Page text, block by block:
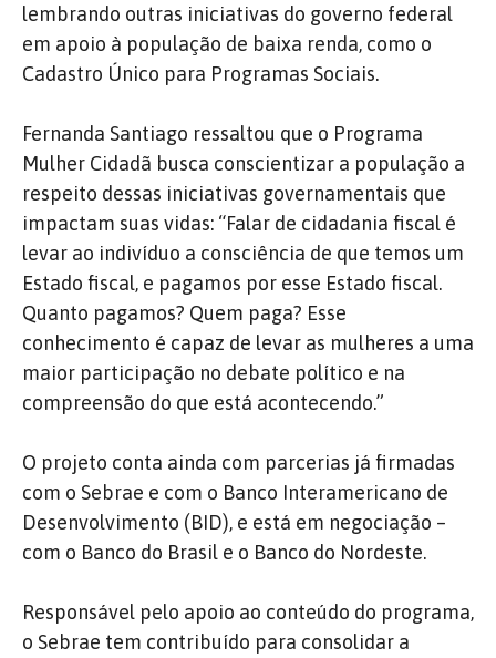
lembrando outras iniciativas do governo federal
em apoio à população de baixa renda, como o
Cadastro Único para Programas Sociais.
Fernanda Santiago ressaltou que o Programa
Mulher Cidadã busca conscientizar a população a
respeito dessas iniciativas governamentais que
impactam suas vidas: “Falar de cidadania fiscal é
levar ao indivíduo a consciência de que temos um
Estado fiscal, e pagamos por esse Estado fiscal.
Quanto pagamos? Quem paga? Esse
conhecimento é capaz de levar as mulheres a uma
maior participação no debate político e na
compreensão do que está acontecendo.”
O projeto conta ainda com parcerias já firmadas
com o Sebrae e com o Banco Interamericano de
Desenvolvimento (BID), e está em negociação –
com o Banco do Brasil e o Banco do Nordeste.
Responsável pelo apoio ao conteúdo do programa,
o Sebrae tem contribuído para consolidar a